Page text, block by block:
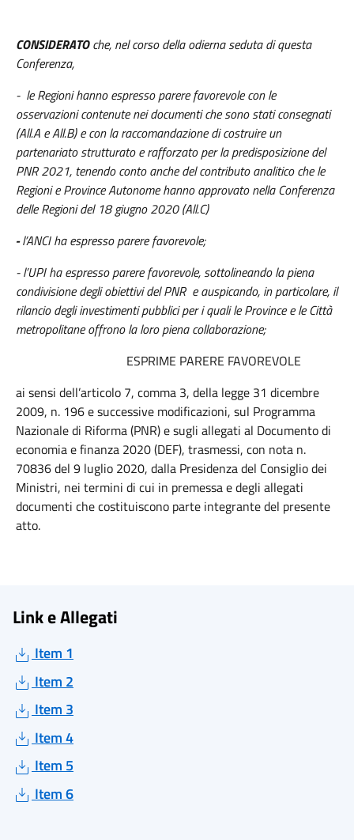
CONSIDERATOche, nel corso della odierna seduta di questa
Conferenza,
- le Regioni hanno espresso parere favorevole con le
osservazioni contenute nei documenti che sono stati consegnati
(All.A e All.B) e con la raccomandazione di costruire un
partenariato strutturato e rafforzato per la predisposizione del
PNR 2021, tenendo conto anche del contributo analitico che le
Regioni e Province Autonome hanno approvato nella Conferenza
delle Regioni del 18 giugno 2020 (All.C)
-l’ANCI ha espresso parere favorevole;
- l’UPI ha espresso parere favorevole, sottolineando la piena
condivisione degli obiettivi del PNR e auspicando, in particolare, il
rilancio degli investimenti pubblici per i quali le Province e le Città
metropolitane offrono la loro piena collaborazione;
ESPRIME PARERE FAVOREVOLE
ai sensi dell’articolo 7, comma 3, della legge 31 dicembre
2009, n. 196 e successive modificazioni, sul Programma
Nazionale di Riforma (PNR) e sugli allegati al Documento di
economia e finanza 2020 (DEF), trasmessi, con nota n.
70836 del 9 luglio 2020, dalla Presidenza del Consiglio dei
Ministri, nei termini di cui in premessa e degli allegati
documenti che costituiscono parte integrante del presente
atto.
Link e Allegati
Item 1
Item 2
Item 3
Item 4
Item 5
Item 6